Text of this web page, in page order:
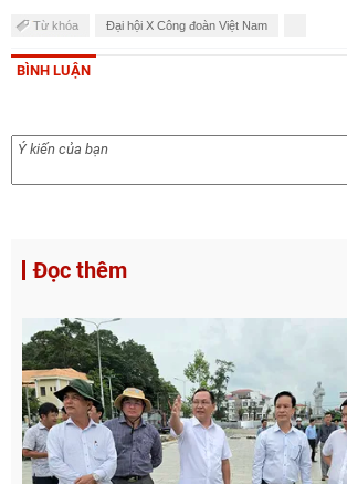
Từ khóa Đại hội X Công đoàn Việt Nam
BÌNH LUẬN
Đọc thêm